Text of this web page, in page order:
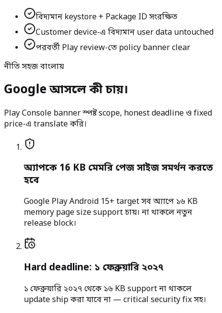
বিদ্যমান keystore + Package ID সংরক্ষিত
Customer device-এ বিদ্যমান user data untouched
পরবর্তী Play review-তে policy banner clear
নীতি সহজ বাংলায়
Google আসলে কী চায়।
Play Console banner স্পষ্ট scope, honest deadline ও fixed
price-এ translate করি।
অ্যাপকে 16 KB মেমরি পেজ সাইজ সমর্থন করতে
হবে
Google Play Android 15+ target সব অ্যাপে ১৬ KB
memory page size support চায়। না থাকলে নতুন
release block।
Hard deadline: ১ ফেব্রুয়ারি ২০২৭
১ ফেব্রুয়ারি ২০২৭ থেকে ১৬ KB support না থাকলে
update ship করা যাবে না — critical security fix সহ।